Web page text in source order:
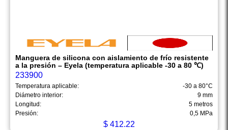
Manguera de silicona con aislamiento de frío resistente
a la presión – Eyela (temperatura aplicable -30 a 80 ℃)
233900
Temperatura aplicable:
-30 a 80°C
Diámetro interior:
9 mm
Longitud:
5 metros
Presión:
0,5 MPa
$ 412.22